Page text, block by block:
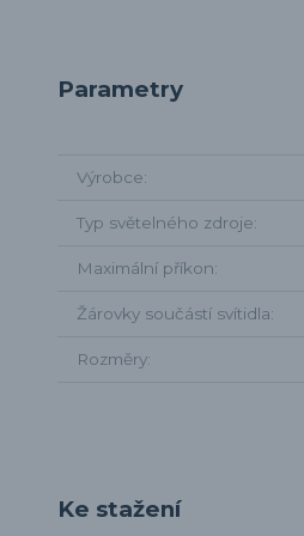
Parametry
Výrobce
Typ světelného zdroje
Maximální příkon
Žárovky součástí svítidla
Rozměry
Ke stažení